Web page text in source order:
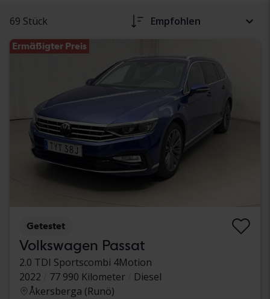
69 Stück Empfohlen
Ermäßigter Preis
Getestet
Volkswagen Passat
2.0 TDI Sportscombi 4Motion
2022
77 990 Kilometer
Diesel
Åkersberga (Runö)